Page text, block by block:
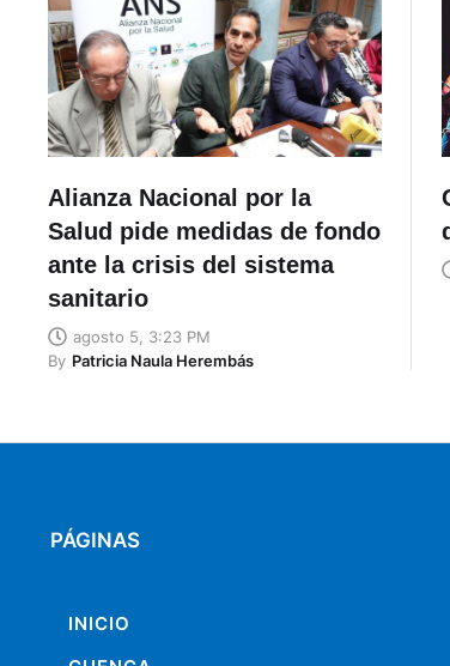
Alianza Nacional por la
Salud pide medidas de fondo
ante la crisis del sistema
sanitario
agosto 5, 3:23 PM
By Patricia Naula Herembás
PÁGINAS
INICIO